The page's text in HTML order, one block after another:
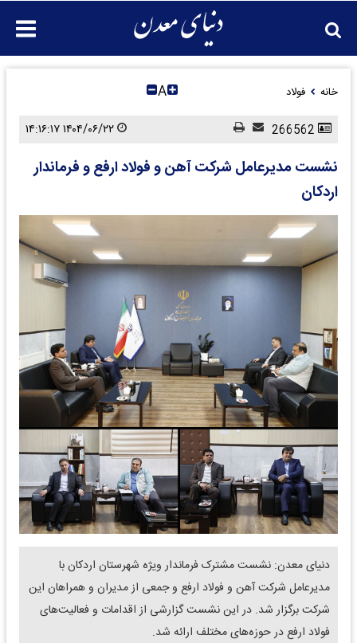
خانه فولاد A
نشست مدیرعامل شرکت آهن و فولاد ارفع و فرماندار
اردکان
دنیای معدن: نشست مشترک فرماندار ویژه شهرستان اردکان با
مدیرعامل شرکت آهن و فولاد ارفع و جمعی از مدیران و همراهان این
شرکت برگزار شد. در این نشست گزارشی از اقدامات و فعالیت‌های
فولاد ارفع در حوزه‌های مختلف ارائه شد.